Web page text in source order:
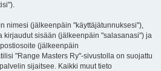
nimesi (jälkeenpäin "käyttäjätunnuksesi"),
kirjaudut sisään (jälkeenpäin "salasanasi") ja
(jälkeenpäin
"Range Masters Ry"-sivustolla on suojattu
sijaitsee. Kaikki muut tieto